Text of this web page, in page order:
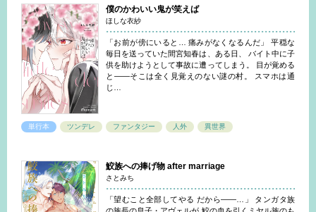
僕のかわいい鬼が笑えば
ほしな衣紗
「お前が傍にいると… 痛みがなくなるんだ」 平穏な
毎日を送っていた間宮知春は、ある日、 バイト中に子
供を助けようとして事故に遭ってしまう。 目が覚める
と――そこは全く見覚えのない謎の村。 スマホは通
じ…
単行本 ツンデレ ファンタジー 人外 異世界
鮫族への捧げ物 after marriage
さとみち
「望むこと全部してやる だから――…」 タンガタ族